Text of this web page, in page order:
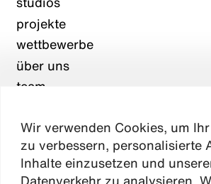
Wir verwenden Cookies, um
zu verbessern, personalisierte
Inhalte einzusetzen und
projekte
wettbewerbe
über uns
team
aktuelles
kontakt